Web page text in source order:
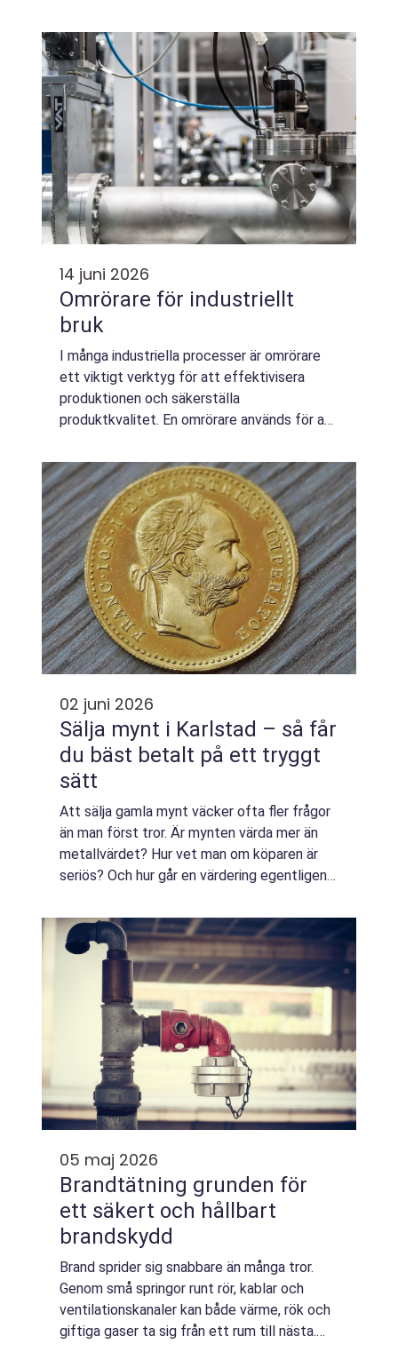
14 juni 2026
Omrörare för industriellt
bruk
I många industriella processer är omrörare
ett viktigt verktyg för att effektivisera
produktionen och säkerställa
produktkvalitet. En omrörare används för att
02 juni 2026
Sälja mynt i Karlstad – så får
du bäst betalt på ett tryggt
sätt
Att sälja gamla mynt väcker ofta fler frågor
än man först tror. Är mynten värda mer än
metallvärdet? Hur vet man om köparen är
seriös? Och hur går en värdering egentligen
05 maj 2026
Brandtätning grunden för
ett säkert och hållbart
brandskydd
Brand sprider sig snabbare än många tror.
Genom små springor runt rör, kablar och
ventilationskanaler kan både värme, rök och
giftiga gaser ta sig från ett rum till nästa.